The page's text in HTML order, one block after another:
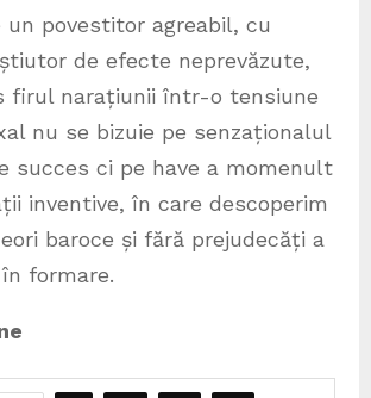
un povestitor agreabil, cu
de efecte neprevăzute,
firul narațiunii într-o tensiune
nu se bizuie pe senzaționalul
succes ci pe have a momenult
inventive, în care descoperim
baroce și fără prejudecăți a
formare.